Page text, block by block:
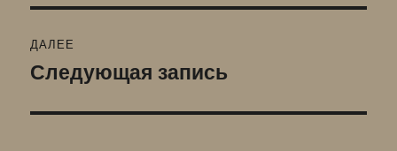
ДАЛЕЕ
Следующая
Следующая запись